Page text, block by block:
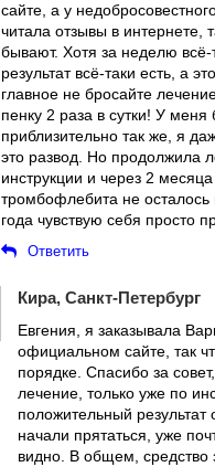
сайте, а у
читала отзывы в интернете,
бывают. Хотя за неделю
результат всё-таки есть, а
главное не бросайте
пенку 2 раза в сутки! У меня
приблизительно так же, я
это развод. Но продолжила
инструкции и через 2
тромбофлебита не
года чувствую себя просто
Ответить
Кира, Санкт-Петербург
Евгения, я заказывала
официальном сайте, так
порядке. Спасибо за
лечение, только уже по
положительный
начали прятаться, уже
видно. В общем, средство